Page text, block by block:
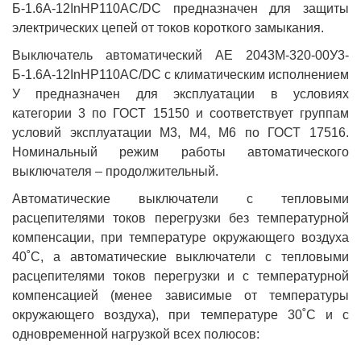
Б-1.6А-12InНР110AC/DC предназначен для защиты
электрических цепей от токов короткого замыкания.
Выключатель автоматический АЕ 2043М-320-00У3-
Б-1.6А-12InНР110AC/DC с климатическим исполнением
У предназначен для эксплуатации в условиях
категории 3 по ГОСТ 15150 и соответствует группам
условий эксплуатации М3, М4, М6 по ГОСТ 17516.
Номинальный режим работы автоматического
выключателя – продолжительный.
Автоматические выключатели с тепловыми
расцепителями токов перегрузки без температурной
компенсации, при температуре окружающего воздуха
40˚С, а автоматические выключатели с тепловыми
расцепителями токов перегрузки и с температурной
компенсацией (менее зависимые от температуры
окружающего воздуха), при температуре 30˚С и с
одновременной нагрузкой всех полюсов: